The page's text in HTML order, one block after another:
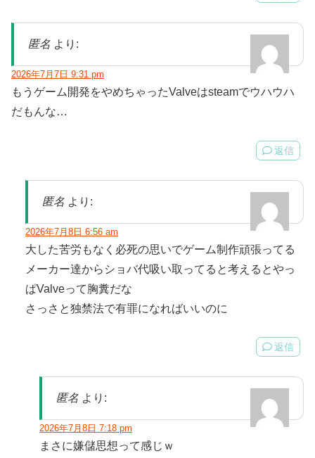
匿名 より:
2026年7月7日 9:31 pm
もうゲーム開発をやめちゃったValveはsteamでウハウハ
だもんな…
返信
匿名 より:
2026年7月8日 6:56 am
大した苦労もなく必死の思いでゲーム制作頑張ってる
メーカー達からショバ代吸い取ってると考えるとやっ
ぱValveって胸糞だな
さっさと独禁法で有罪になればいいのに
返信
匿名 より:
2026年7月8日 7:18 pm
まさに嫌儲思想って感じｗ